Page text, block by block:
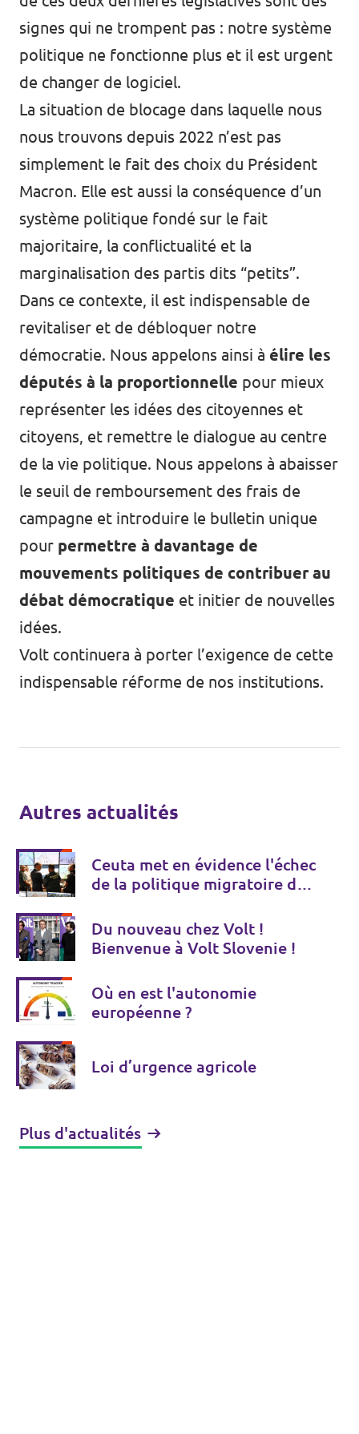
signes qui ne trompent pas : notre système
politique ne fonctionne plus et il est urgent
de changer de logiciel.
La situation de blocage dans laquelle nous
nous trouvons depuis 2022 n’est pas
simplement le fait des choix du Président
Macron. Elle est aussi la conséquence d’un
système politique fondé sur le fait
majoritaire, la conflictualité et la
marginalisation des partis dits “petits”.
Dans ce contexte, il est indispensable de
revitaliser et de débloquer notre
démocratie. Nous appelons ainsi à élire les
députés à la proportionnelle pour mieux
représenter les idées des citoyennes et
citoyens, et remettre le dialogue au centre
de la vie politique. Nous appelons à abaisser
le seuil de remboursement des frais de
campagne et introduire le bulletin unique
pour permettre à davantage de
mouvements politiques de contribuer au
débat démocratique et initier de nouvelles
idées.
Volt continuera à porter l’exigence de cette
indispensable réforme de nos institutions.
Autres actualités
Ceuta met en évidence l'échec
de la politique migratoire de
Du nouveau chez Volt !
Bienvenue à Volt Slovenie !
Où en est l'autonomie
européenne ?
Loi d’urgence agricole
Plus d'actualités